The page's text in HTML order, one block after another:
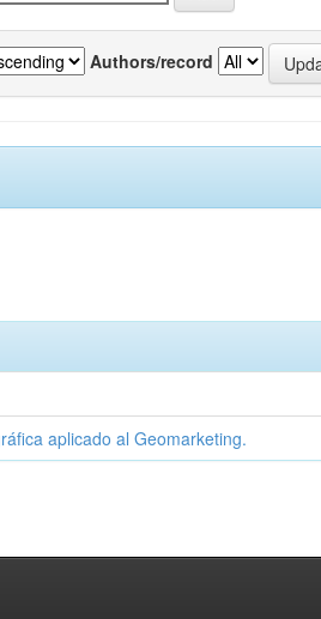
Authors/record
aplicado al Geomarketing.